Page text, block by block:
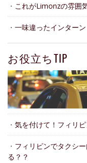
・ これがLimonzの雰囲
・ 一味違ったインターン
お役立ちTIP
・ 気を付けて！フィリ
・ フィリピンでタクシ
る？？